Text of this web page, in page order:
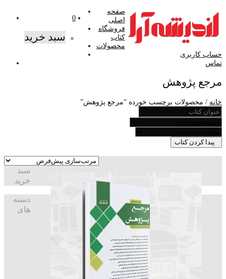
0
سبد خرید
صفحه
اصلی
فروشگاه
کتاب
محصولات
حساب کاربری
تماس
مرجع پژوهش
خانه / محصولات برچسب خورده “مرجع پژوهش”
سبد
خرید
دسته
های